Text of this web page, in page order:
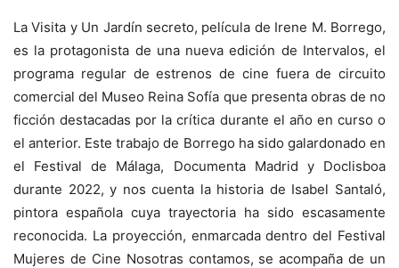
La Visita y Un Jardín secreto, película de Irene M. Borrego,
es la protagonista de una nueva edición de Intervalos, el
programa regular de estrenos de cine fuera de circuito
comercial del Museo Reina Sofía que presenta obras de no
ficción destacadas por la crítica durante el año en curso o
el anterior. Este trabajo de Borrego ha sido galardonado en
el Festival de Málaga, Documenta Madrid y Doclisboa
durante 2022, y nos cuenta la historia de Isabel Santaló,
pintora española cuya trayectoria ha sido escasamente
reconocida. La proyección, enmarcada dentro del Festival
Mujeres de Cine Nosotras contamos, se acompaña de un